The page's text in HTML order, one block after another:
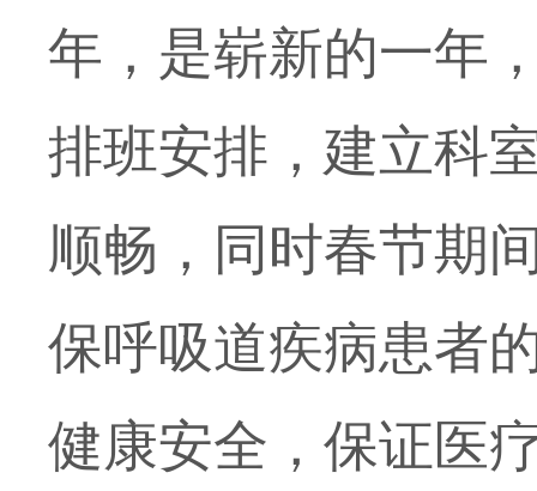
年，是崭新的一年
排班安排，建立科
顺畅，同时春节期
保呼吸道疾病患者
健康安全，保证医